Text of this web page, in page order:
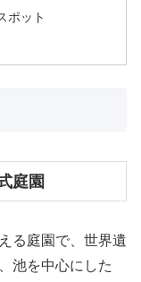
ポット
庭園
る庭園で、世界遺
池を中心にした